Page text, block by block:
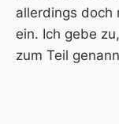
allerdings doch
ein. Ich gebe
zum Teil